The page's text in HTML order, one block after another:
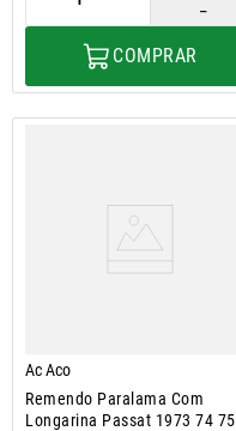
－
COMPRAR
Ac Aco
Remendo Paralama Com
Longarina Passat 1973 74 75